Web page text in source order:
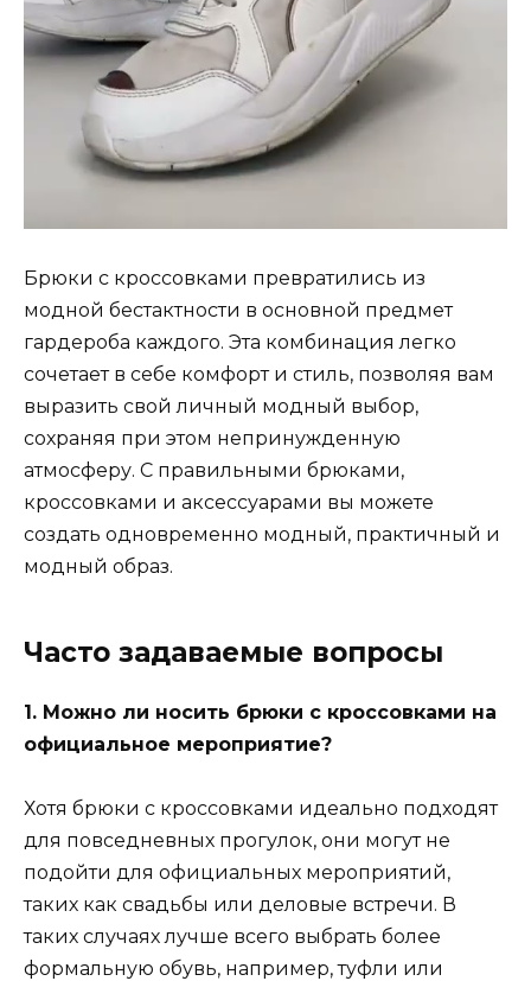
Брюки с кроссовками превратились из
модной бестактности в основной предмет
гардероба каждого. Эта комбинация легко
сочетает в себе комфорт и стиль, позволяя вам
выразить свой личный модный выбор,
сохраняя при этом непринужденную
атмосферу. С правильными брюками,
кроссовками и аксессуарами вы можете
создать одновременно модный, практичный и
модный образ.
Часто задаваемые вопросы
1. Можно ли носить брюки с кроссовками на
официальное мероприятие?
Хотя брюки с кроссовками идеально подходят
для повседневных прогулок, они могут не
подойти для официальных мероприятий,
таких как свадьбы или деловые встречи. В
таких случаях лучше всего выбрать более
формальную обувь, например, туфли или